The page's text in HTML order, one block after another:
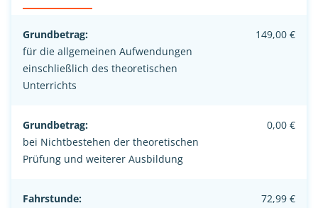
Grundbetrag:
für die allgemeinen Aufwendungen
einschließlich des theoretischen
Unterrichts
149,00 €
Grundbetrag:
bei Nichtbestehen der theoretischen
Prüfung und weiterer Ausbildung
0,00 €
Fahrstunde:
72,99 €